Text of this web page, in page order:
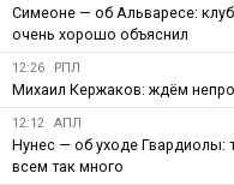
Симеоне — об Альваресе:
очень хорошо объяснил
12:26 РПЛ
Михаил Кержаков: ждём
12:12 АПЛ
Нунес — об уходе Гвардиолы:
всем так много